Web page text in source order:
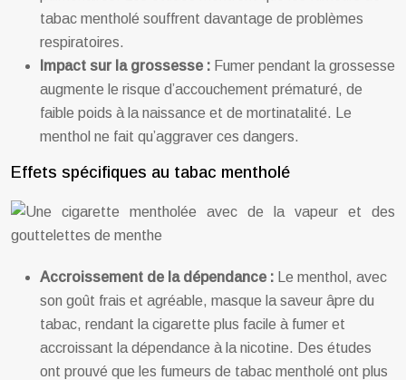
tabac mentholé souffrent davantage de problèmes
respiratoires.
Impact sur la grossesse : Fumer pendant la grossesse
augmente le risque d’accouchement prématuré, de
faible poids à la naissance et de mortinatalité. Le
menthol ne fait qu’aggraver ces dangers.
Effets spécifiques au tabac mentholé
Accroissement de la dépendance :
Le menthol, avec
son goût frais et agréable, masque la saveur âpre du
tabac, rendant la cigarette plus facile à fumer et
accroissant la dépendance à la nicotine. Des études
ont prouvé que les fumeurs de tabac mentholé ont plus